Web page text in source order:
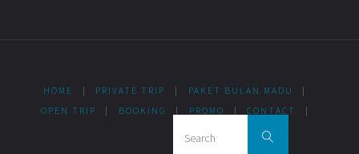
HOME PRIVATE TRIP PAKET BULAN MADU
OPEN TRIP
BOOKING PROMO CONTACT
Search